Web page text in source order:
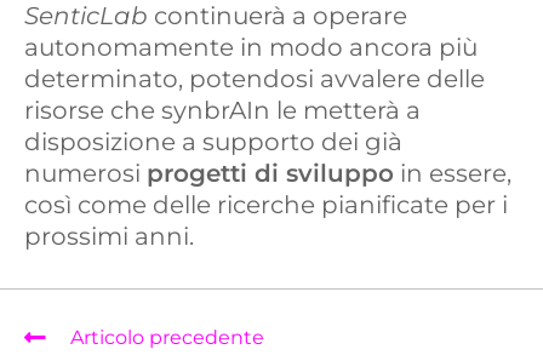
SenticLab continuerà a operare
autonomamente in modo ancora più
determinato, potendosi avvalere delle
risorse che synbrAIn le metterà a
disposizione a supporto dei già
numerosi progetti di sviluppo in essere,
così come delle ricerche pianificate per i
prossimi anni.
Articolo precedente